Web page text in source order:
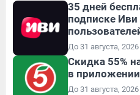
35 дней
подписке
До 31 августа, 2026
Скидка 55%
в
До 31 августа, 2026